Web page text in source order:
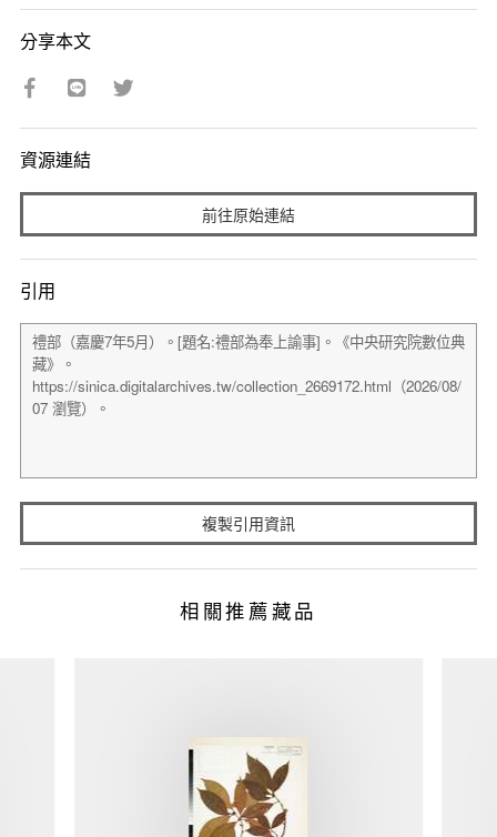
分享本文
資源連結
前往原始連結
引用
複製引用資訊
相關推薦藏品